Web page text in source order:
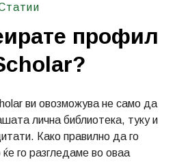
профил
ви овозможува не само да
лична библиотека, туку и
Како правилно да го
го разгледаме во оваа